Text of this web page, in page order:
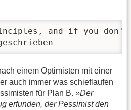
and if you
einem Optimisten mit einer
auch immer was schieflaufen
für Plan B. »Der
erfunden, der Pessimist den